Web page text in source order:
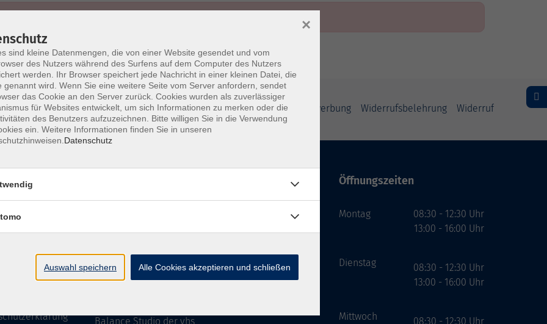
Barrierefreiheit AGB Datenschutzerklärung Datenschutz Bewerbung Widerrufsbelehrung Widerruf
Tel. 0961 48178-0
Fax 0961 48178-55
Balance Studio der vhs
Öffnungszeiten
Montag
Dienstag
Mittwoch
08:30 - 12:30 Uhr
13:00 - 16:00 Uhr
08:30 - 12:30 Uhr
13:00 - 16:00 Uhr
08:30 - 12:30 Uhr
sind kleine Datenmengen, die von einer Website gesendet und vom
des Nutzers während des Surfens auf dem Computer des Nutzers
werden. Ihr Browser speichert jede Nachricht in einer kleinen Datei, die
genannt wird. Wenn Sie eine weitere Seite vom Server anfordern, sendet
das Cookie an den Server zurück. Cookies wurden als zuverlässiger
für Websites entwickelt, um sich Informationen zu merken oder die
des Benutzers aufzuzeichnen. Bitte willigen Sie in die Verwendung
ein. Weitere Informationen finden Sie in unseren
Datenschutz
×
Auswahl speichern Alle Cookies akzeptieren und schließen